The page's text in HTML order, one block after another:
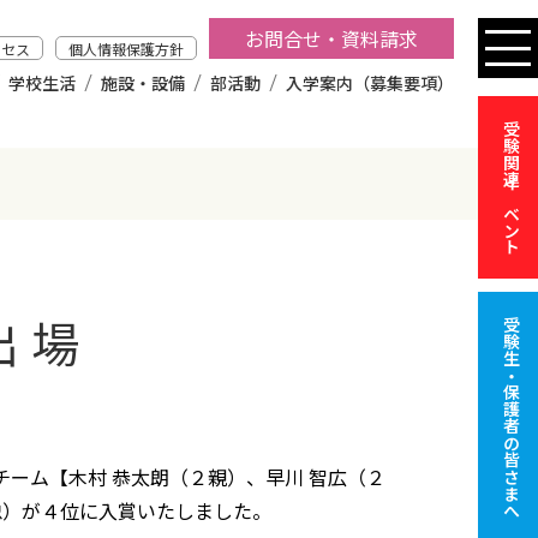
ス 個人情報保護方針 お問合せ・資料請求
学校生活 施設・設備 部活動 入学案内（募集要項）
受験関連イベント
受験生・保護者の皆さまへ
場
ム【木村 恭太朗（２親）、早川 智広（２
が４位に入賞いたしました。